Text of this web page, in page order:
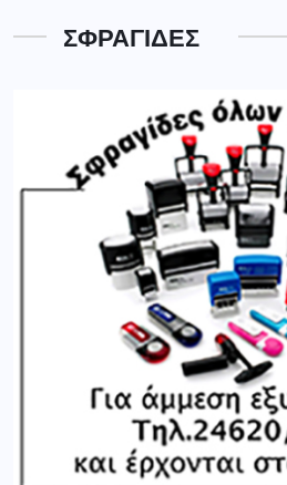
ΣΦΡΑΓΙΔΕΣ